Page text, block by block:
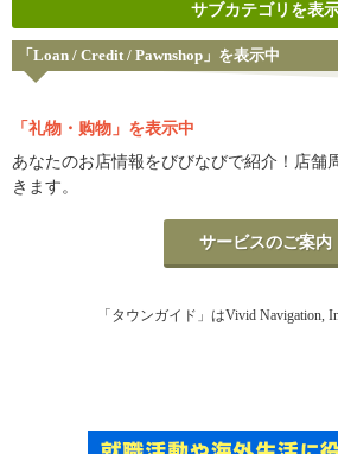
サブカテゴリを表
「Loan / Credit / Pawnshop」を表示中
「礼物・购物」を表示中
あなたのお店情報をびびなびで紹介！店舗
きます。
サービスのご案内
「タウンガイド」はVivid Navigation,